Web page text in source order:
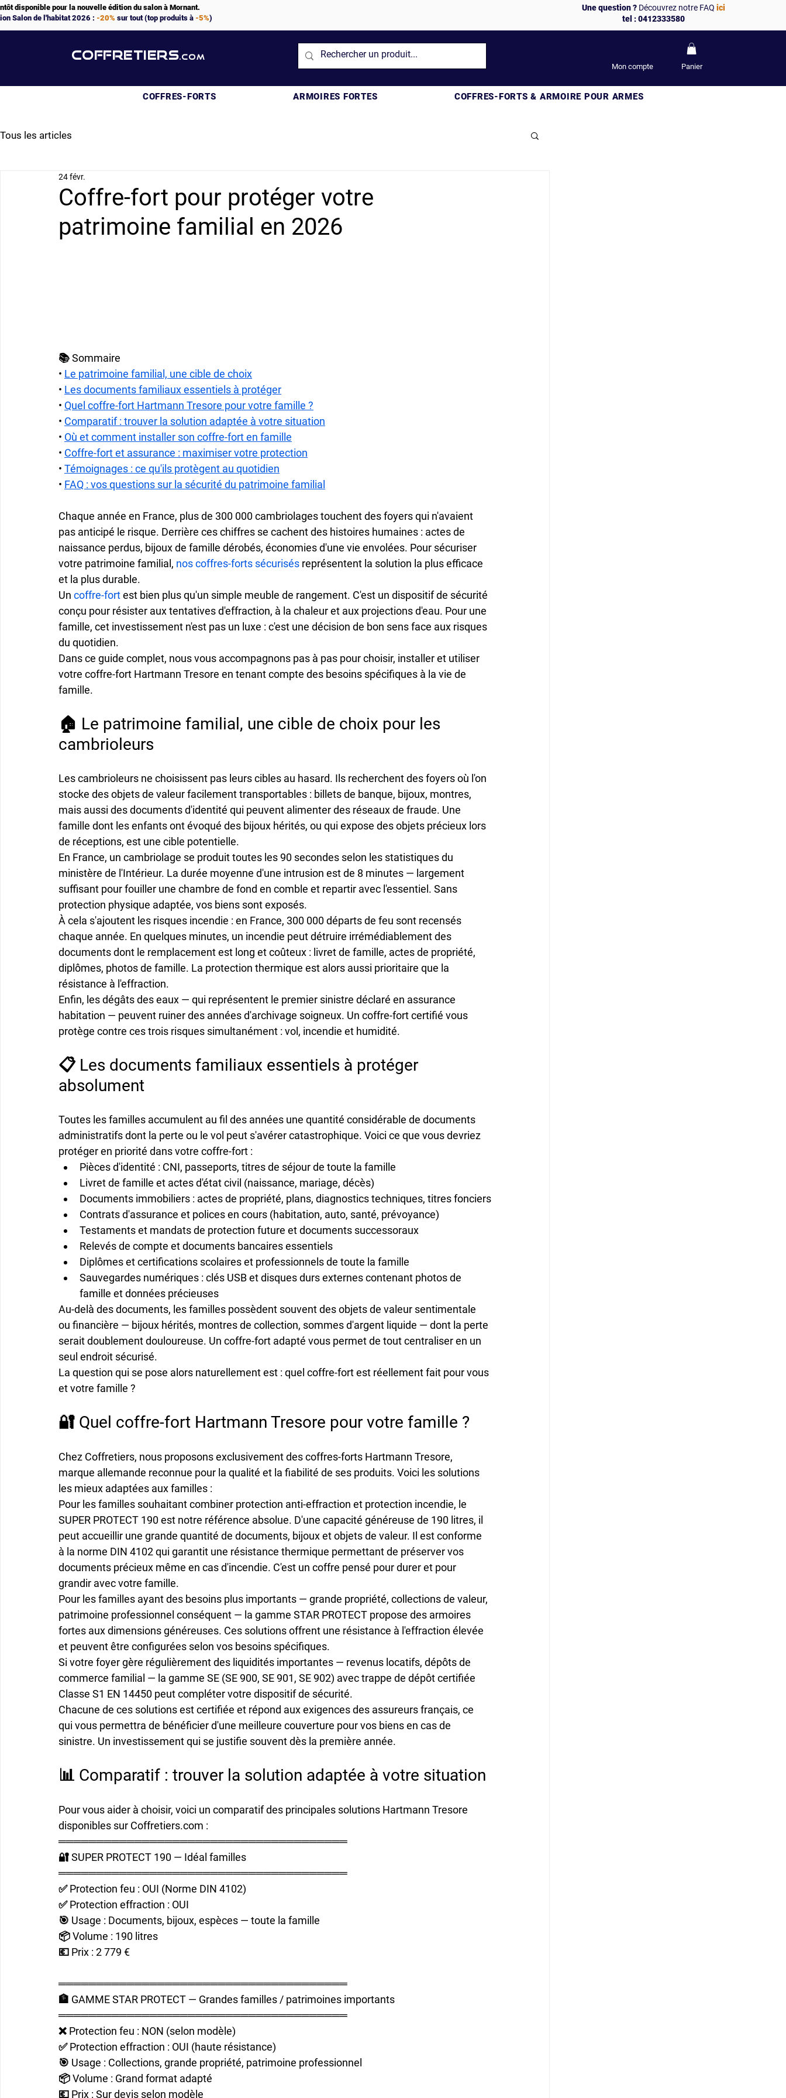
disponible pour la nouvelle édition du salon à Mornant.
Salon de l'habitat 2026 : -20% sur tout (top produits à -5%)
Une question ? Découvrez notre FAQici
tel : 0412333580
COFFRETIERS.COM
Mon compte Panier
COFFRES-FORTS ARMOIRES FORTES COFFRES-FORTS & ARMOIRE POUR ARMES
Tous les articles
Coffre-fort pour protéger votre
patrimoine familial en 2026
24 févr.
📚 Sommaire
• Le patrimoine familial, une cible de choix
• Les documents familiaux essentiels à protéger
• Quel coffre-fort Hartmann Tresore pour votre famille ?
• Comparatif : trouver la solution adaptée à votre situation
• Où et comment installer son coffre-fort en famille
• Coffre-fort et assurance : maximiser votre protection
• Témoignages : ce qu'ils protègent au quotidien
• FAQ : vos questions sur la sécurité du patrimoine familial
Chaque année en France, plus de 300 000 cambriolages touchent des foyers qui n'avaient
pas anticipé le risque. Derrière ces chiffres se cachent des histoires humaines : actes de
naissance perdus, bijoux de famille dérobés, économies d'une vie envolées. Pour sécuriser
votre patrimoine familial, nos coffres-forts sécurisés représentent la solution la plus efficace
et la plus durable.
Un coffre-fort est bien plus qu'un simple meuble de rangement. C'est un dispositif de sécurité
conçu pour résister aux tentatives d'effraction, à la chaleur et aux projections d'eau. Pour une
famille, cet investissement n'est pas un luxe : c'est une décision de bon sens face aux risques
du quotidien.
Dans ce guide complet, nous vous accompagnons pas à pas pour choisir, installer et utiliser
votre coffre-fort Hartmann Tresore en tenant compte des besoins spécifiques à la vie de
famille.
🏠 Le patrimoine familial, une cible de choix pour les
cambrioleurs
Les cambrioleurs ne choisissent pas leurs cibles au hasard. Ils recherchent des foyers où l'on
stocke des objets de valeur facilement transportables : billets de banque, bijoux, montres,
mais aussi des documents d'identité qui peuvent alimenter des réseaux de fraude. Une
famille dont les enfants ont évoqué des bijoux hérités, ou qui expose des objets précieux lors
de réceptions, est une cible potentielle.
En France, un cambriolage se produit toutes les 90 secondes selon les statistiques du
ministère de l'Intérieur. La durée moyenne d'une intrusion est de 8 minutes — largement
suffisant pour fouiller une chambre de fond en comble et repartir avec l'essentiel. Sans
protection physique adaptée, vos biens sont exposés.
À cela s'ajoutent les risques incendie : en France, 300 000 départs de feu sont recensés
chaque année. En quelques minutes, un incendie peut détruire irrémédiablement des
documents dont le remplacement est long et coûteux : livret de famille, actes de propriété,
diplômes, photos de famille. La protection thermique est alors aussi prioritaire que la
résistance à l'effraction.
Enfin, les dégâts des eaux — qui représentent le premier sinistre déclaré en assurance
habitation — peuvent ruiner des années d'archivage soigneux. Un coffre-fort certifié vous
protège contre ces trois risques simultanément : vol, incendie et humidité.
📋 Les documents familiaux essentiels à protéger
absolument
Toutes les familles accumulent au fil des années une quantité considérable de documents
administratifs dont la perte ou le vol peut s'avérer catastrophique. Voici ce que vous devriez
protéger en priorité dans votre coffre-fort :
Pièces d'identité : CNI, passeports, titres de séjour de toute la famille
Livret de famille et actes d'état civil (naissance, mariage, décès)
Documents immobiliers : actes de propriété, plans, diagnostics techniques, titres fonciers
Contrats d'assurance et polices en cours (habitation, auto, santé, prévoyance)
Testaments et mandats de protection future et documents successoraux
Relevés de compte et documents bancaires essentiels
Diplômes et certifications scolaires et professionnels de toute la famille
Sauvegardes numériques : clés USB et disques durs externes contenant photos de
famille et données précieuses
Au-delà des documents, les familles possèdent souvent des objets de valeur sentimentale
ou financière — bijoux hérités, montres de collection, sommes d'argent liquide — dont la perte
serait doublement douloureuse. Un coffre-fort adapté vous permet de tout centraliser en un
seul endroit sécurisé.
La question qui se pose alors naturellement est : quel coffre-fort est réellement fait pour vous
et votre famille ?
🔐 Quel coffre-fort Hartmann Tresore pour votre famille ?
Chez Coffretiers, nous proposons exclusivement des coffres-forts Hartmann Tresore,
marque allemande reconnue pour la qualité et la fiabilité de ses produits. Voici les solutions
les mieux adaptées aux familles :
Pour les familles souhaitant combiner protection anti-effraction et protection incendie, le
SUPER PROTECT 190 est notre référence absolue. D'une capacité généreuse de 190 litres, il
peut accueillir une grande quantité de documents, bijoux et objets de valeur. Il est conforme
à la norme DIN 4102 qui garantit une résistance thermique permettant de préserver vos
documents précieux même en cas d'incendie. C'est un coffre pensé pour durer et pour
grandir avec votre famille.
Pour les familles ayant des besoins plus importants — grande propriété, collections de valeur,
patrimoine professionnel conséquent — la gamme STAR PROTECT propose des armoires
fortes aux dimensions généreuses. Ces solutions offrent une résistance à l'effraction élevée
et peuvent être configurées selon vos besoins spécifiques.
Si votre foyer gère régulièrement des liquidités importantes — revenus locatifs, dépôts de
commerce familial — la gamme SE (SE 900, SE 901, SE 902) avec trappe de dépôt certifiée
Classe S1 EN 14450 peut compléter votre dispositif de sécurité.
Chacune de ces solutions est certifiée et répond aux exigences des assureurs français, ce
qui vous permettra de bénéficier d'une meilleure couverture pour vos biens en cas de
sinistre. Un investissement qui se justifie souvent dès la première année.
📊 Comparatif : trouver la solution adaptée à votre situation
Pour vous aider à choisir, voici un comparatif des principales solutions Hartmann Tresore
disponibles sur Coffretiers.com :
══════════════════════════════════════
🔐 SUPER PROTECT 190 — Idéal familles
══════════════════════════════════════
✅ Protection feu : OUI (Norme DIN 4102)
✅ Protection effraction : OUI
🎯 Usage : Documents, bijoux, espèces — toute la famille
📦 Volume : 190 litres
💶 Prix : 2 779 €
══════════════════════════════════════
🏦 GAMME STAR PROTECT — Grandes familles / patrimoines importants
══════════════════════════════════════
❌ Protection feu : NON (selon modèle)
✅ Protection effraction : OUI (haute résistance)
🎯 Usage : Collections, grande propriété, patrimoine professionnel
📦 Volume : Grand format adapté
💶 Prix : Sur devis selon modèle